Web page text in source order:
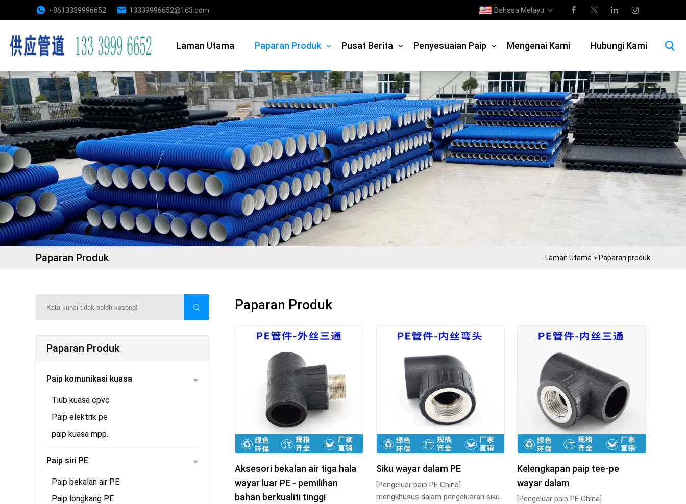
+8613339996652 13339996652@163.com Bahasa Melayu
Laman Utama Paparan Produk Pusat Berita Penyesuaian Paip Mengenai Kami Hubungi Kami
Paparan Produk Laman Utama > Paparan produk
Paparan Produk
Paip komunikasi kuasa
Tiub kuasa cpvc
Paip elektrik pe
paip kuasa mpp.
Paip siri PE
Paip bekalan air PE
Paip longkang PE
Paparan Produk
Aksesori bekalan air tiga hala
wayar luar PE - pemilihan
bahan berkualiti tinggi
Siku wayar dalam PE
[Pengeluar paip PE China]
mengkhusus dalam pengeluaran siku
Kelengkapan paip tee-pe
wayar dalam
[Pengeluar paip PE China]